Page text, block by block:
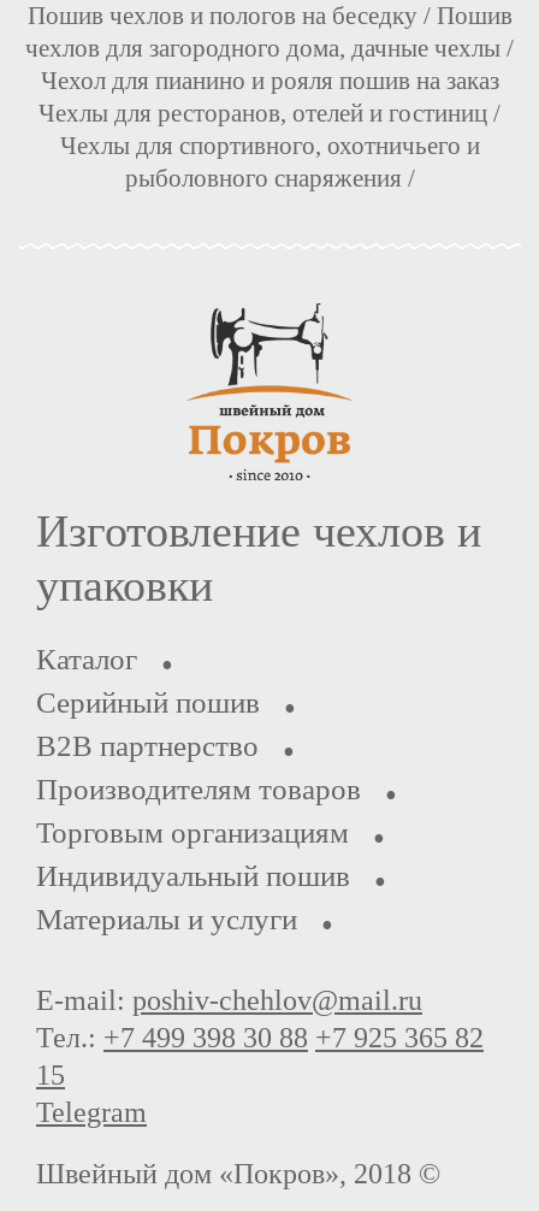
Пошив чехлов и пологов на беседку/ Пошив
чехлов для загородного дома, дачные чехлы /
Чехол для пианино и рояля пошив на заказ
Чехлы для ресторанов, отелей и гостиниц /
Чехлы для спортивного, охотничьего и
рыболовного снаряжения /
Изготовление чехлов и
упаковки
Каталог
Серийный пошив
B2B партнерство
Производителям товаров
Торговым организациям
Индивидуальный пошив
Материалы и услуги
E-mail: poshiv-chehlov@mail.ru
Тел.: +7 499 398 30 88 +7 925 365 82
15
Telegram
Швейный дом «Покров», 2018 ©